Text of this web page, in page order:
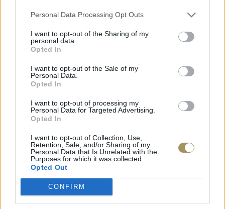
Personal Data Processing Opt Outs
I want to opt-out of the Sharing of my
personal data.
Opted In
I want to opt-out of the Sale of my
Personal Data.
Opted In
I want to opt-out of processing my
Personal Data for Targeted Advertising.
Opted In
I want to opt-out of Collection, Use,
Retention, Sale, and/or Sharing of my
Personal Data that Is Unrelated with the
Purposes for which it was collected.
Opted Out
CONFIRM
ΔΙΑΜΆΝΤΙ 0.35CT
€1.737€